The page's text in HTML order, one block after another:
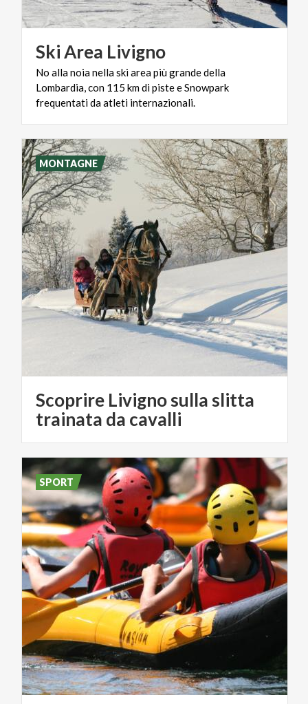
SkiArea Livigno
No alla noia nella ski area più grande della
Lombardia, con 115 km di piste e Snowpark
frequentati da atleti internazionali.
Scoprire Livigno sulla slitta
trainata da cavalli
MONTAGNE
SPORT